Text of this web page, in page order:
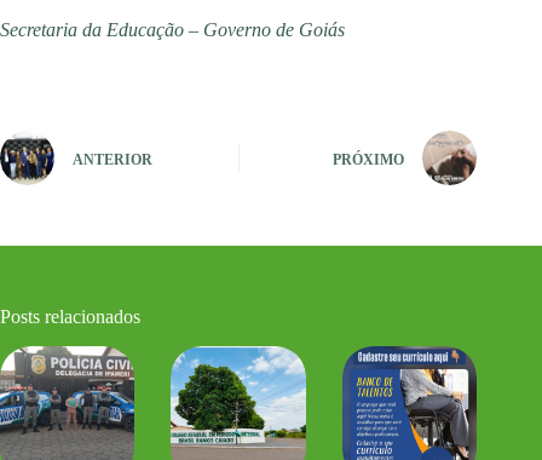
Secretaria da Educação – Governo de Goiás
ANTERIOR PRÓXIMO
Posts relacionados